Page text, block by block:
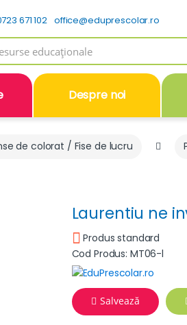
671 102 office@eduprescolar.ro
Despre noi
de colorat / Fise de lucru
Laurentiu ne
Produs standard
Cod Produs: MT06-l
Salvează